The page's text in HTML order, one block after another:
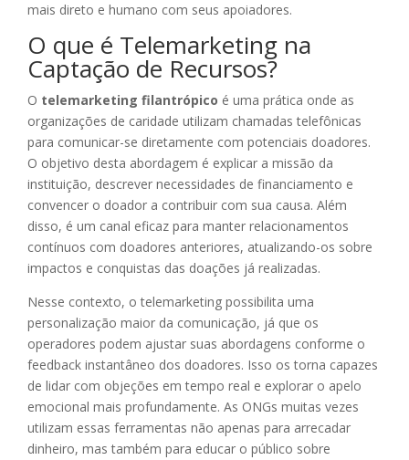
mais direto e humano com seus apoiadores.
O que é Telemarketing na
Captação de Recursos?
O telemarketing filantrópico é uma prática onde as
organizações de caridade utilizam chamadas telefônicas
para comunicar-se diretamente com potenciais doadores.
O objetivo desta abordagem é explicar a missão da
instituição, descrever necessidades de financiamento e
convencer o doador a contribuir com sua causa. Além
disso, é um canal eficaz para manter relacionamentos
contínuos com doadores anteriores, atualizando-os sobre
impactos e conquistas das doações já realizadas.
Nesse contexto, o telemarketing possibilita uma
personalização maior da comunicação, já que os
operadores podem ajustar suas abordagens conforme o
feedback instantâneo dos doadores. Isso os torna capazes
de lidar com objeções em tempo real e explorar o apelo
emocional mais profundamente. As ONGs muitas vezes
utilizam essas ferramentas não apenas para arrecadar
dinheiro, mas também para educar o público sobre